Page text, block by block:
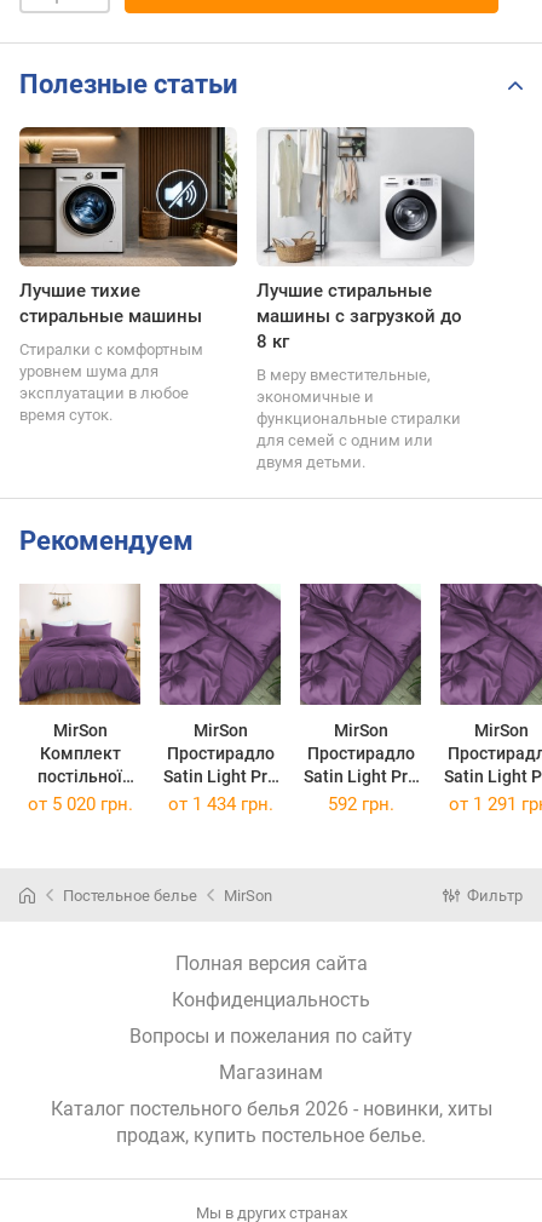
Полезные статьи
Лучшие тихие
стиральные машины
Стиралки с комфортным
уровнем шума для
эксплуатации в любое
время суток.
Лучшие стиральные
машины с загрузкой до
8 кг
В меру вместительные,
экономичные и
функциональные стиралки
для семей с одним или
двумя детьми.
Рекомендуем
MirSon
Комплект
постільної
білизни Satin
MirSon
Простирадло
Satin Light Pro
10-012 Violet
MirSon
Простирадло
Satin Light Pro
10-012 Violet
MirSon
Satin Light
10-012
от 5 020 грн. от 1 434 грн. 592 грн. от 1 291
Постельное белье MirSon Фильтр
Полная версия сайта
Конфиденциальность
Вопросы и пожелания по сайту
Магазинам
Каталог постельного белья 2026 - новинки, хиты
продаж, купить постельное белье.
Мы в других странах